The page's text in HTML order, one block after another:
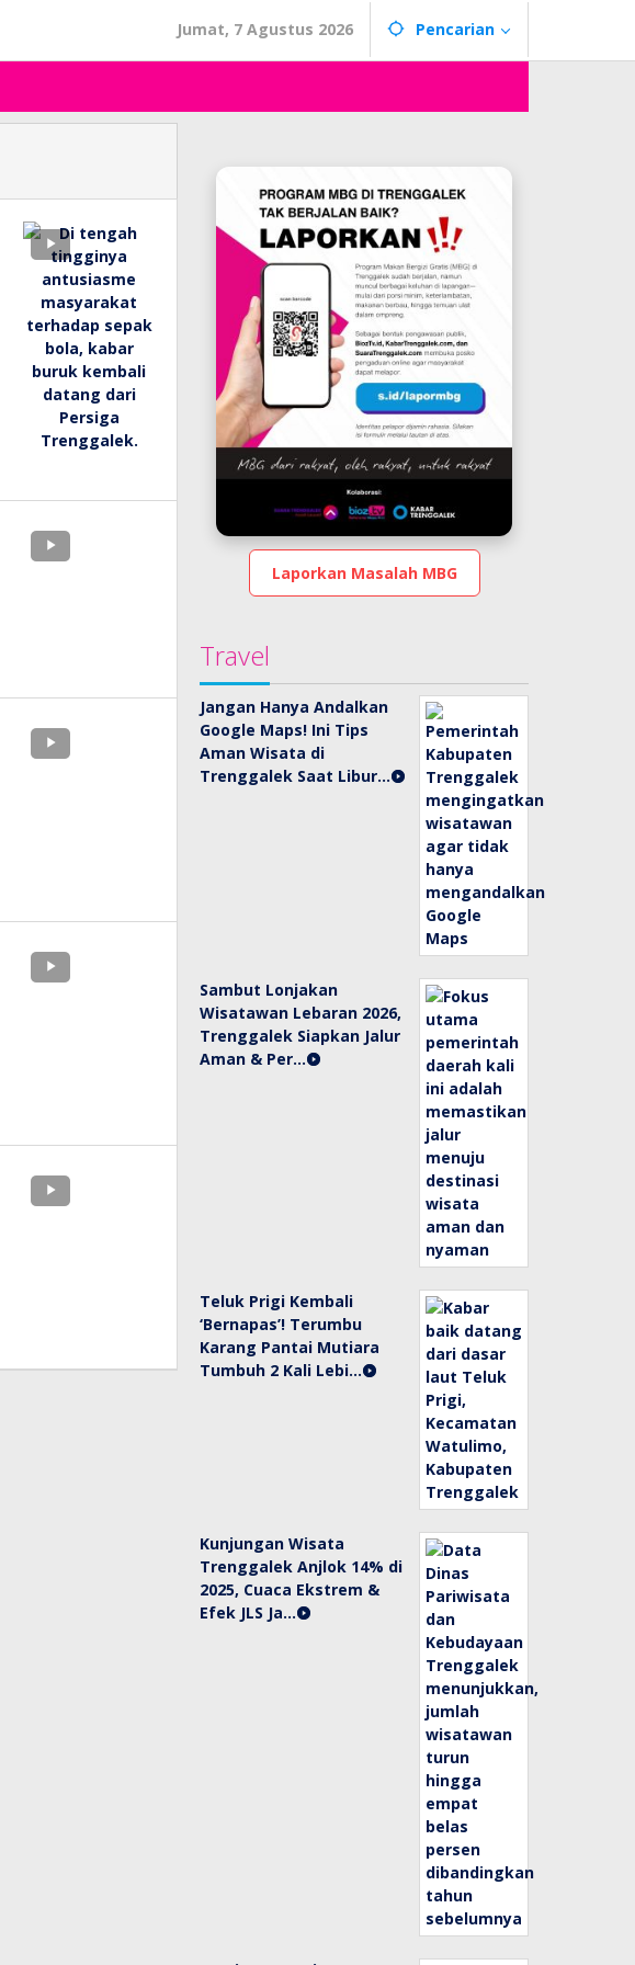
Jumat, 7 Agustus 2026 Pencarian
Laporkan Masalah MBG
Travel
Jangan Hanya Andalkan
Google Maps! Ini Tips
Aman Wisata di
Trenggalek Saat Libur…
Sambut Lonjakan
Wisatawan Lebaran 2026,
Trenggalek Siapkan Jalur
Aman & Per…
Teluk Prigi Kembali
‘Bernapas’! Terumbu
Karang Pantai Mutiara
Tumbuh 2 Kali Lebi…
Kunjungan Wisata
Trenggalek Anjlok 14% di
2025, Cuaca Ekstrem &
Efek JLS Ja…